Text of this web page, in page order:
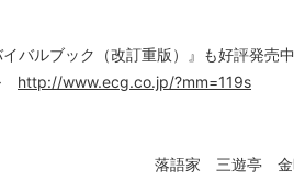
イバルブック（改訂重版）』も好評発売中
http://www.ecg.co.jp/?mm=119s
い？] 落語家 三遊亭 金